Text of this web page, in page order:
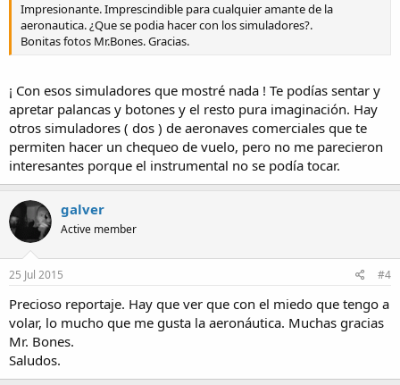
Impresionante. Imprescindible para cualquier amante de la
aeronautica. ¿Que se podia hacer con los simuladores?.
Bonitas fotos Mr.Bones. Gracias.
¡ Con esos simuladores que mostré nada ! Te podías sentar y
apretar palancas y botones y el resto pura imaginación. Hay
otros simuladores ( dos ) de aeronaves comerciales que te
permiten hacer un chequeo de vuelo, pero no me parecieron
interesantes porque el instrumental no se podía tocar.
galver
Active member
25 Jul 2015 #4
Precioso reportaje. Hay que ver que con el miedo que tengo a
volar, lo mucho que me gusta la aeronáutica. Muchas gracias
Mr. Bones.
Saludos.